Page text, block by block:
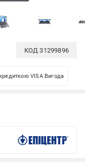
КОД31299896
VISA Вигода